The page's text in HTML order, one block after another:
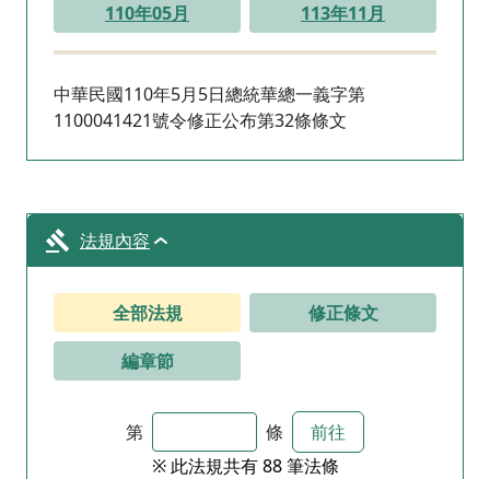
110年05月
113年11月
中華民國110年5月5日總統華總一義字第
1100041421號令修正公布第32條條文
法規內容
全部法規
修正條文
編章節
第 條
前往
※ 此法規共有 88 筆法條